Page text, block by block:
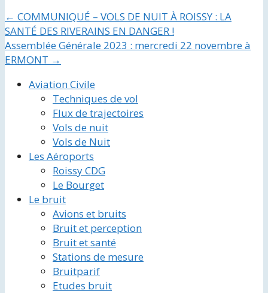
← COMMUNIQUÉ – VOLS DE NUIT À ROISSY : LA
SANTÉ DES RIVERAINS EN DANGER !
Assemblée Générale 2023 : mercredi 22 novembre à
ERMONT →
Aviation Civile
Techniques de vol
Flux de trajectoires
Vols de nuit
Vols de Nuit
Les Aéroports
Roissy CDG
Le Bourget
Le bruit
Avions et bruits
Bruit et perception
Bruit et santé
Stations de mesure
Bruitparif
Etudes bruit